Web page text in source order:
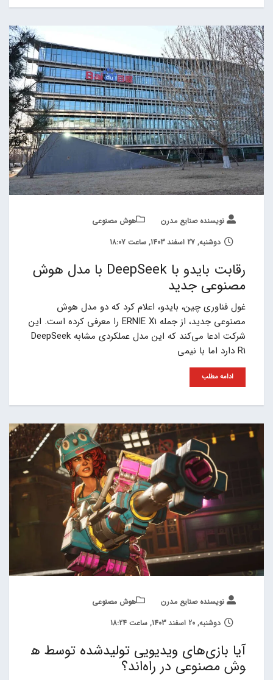
نویسنده صنایع مدرن
هوش مصنوعی
دوشنبه, 27 اسفند 1403, ساعت 18:07
رقابت بایدو با DeepSeek با مدل هوش
مصنوعی جدید
غول فناوری چین، بایدو، اعلام کرد که دو مدل هوش
مصنوعی جدید، از جمله ERNIE X1 را معرفی کرده است. این
شرکت ادعا می‌کند که این مدل عملکردی مشابه DeepSeek
R1 دارد اما با نیمی
ادامه مطلب
نویسنده صنایع مدرن
هوش مصنوعی
دوشنبه, 20 اسفند 1403, ساعت 18:24
آیا بازی‌های ویدیویی تولیدشده توسط ه
وش مصنوعی در راه‌اند؟